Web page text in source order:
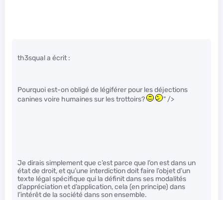
th3squal a écrit :
Pourquoi est-on obligé de légiférer pour les déjections
canines voire humaines sur les trottoirs?
" />
Je dirais simplement que c’est parce que l’on est dans un
état de droit, et qu’une interdiction doit faire l’objet d’un
texte légal spécifique qui la définit dans ses modalités
d’appréciation et d’application, cela (en principe) dans
l’intérêt de la société dans son ensemble.